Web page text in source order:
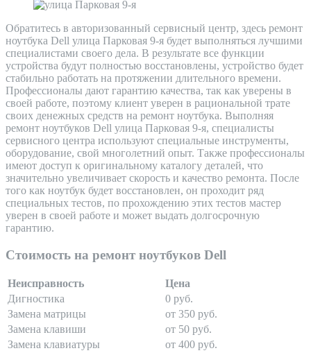
Обратитесь в авторизованный сервисный центр, здесь ремонт
ноутбука Dell улица Парковая 9-я будет выполняться лучшими
специалистами своего дела. В результате все функции
устройства будут полностью восстановлены, устройство будет
стабильно работать на протяжении длительного времени.
Профессионалы дают гарантию качества, так как уверены в
своей работе, поэтому клиент уверен в рациональной трате
своих денежных средств на ремонт ноутбука. Выполняя
ремонт ноутбуков Dell улица Парковая 9-я, специалисты
сервисного центра используют специальные инструменты,
оборудование, свой многолетний опыт. Также профессионалы
имеют доступ к оригинальному каталогу деталей, что
значительно увеличивает скорость и качество ремонта. После
того как ноутбук будет восстановлен, он проходит ряд
специальных тестов, по прохождению этих тестов мастер
уверен в своей работе и может выдать долгосрочную
гарантию.
Стоимость на ремонт ноутбуков Dell
Неисправность
Цена
Дигностика
0 руб.
Замена матрицы
от 350 руб.
Замена клавиши
от 50 руб.
Замена клавиатуры
от 400 руб.